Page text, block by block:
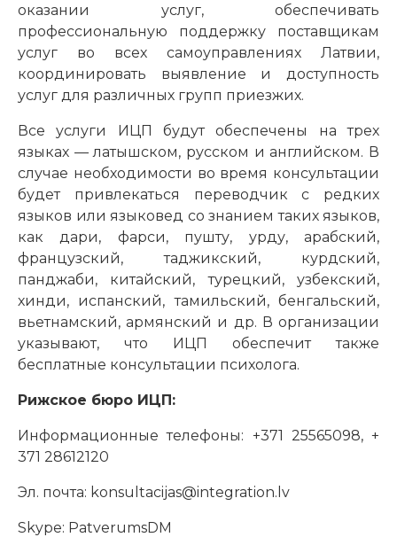
оказании услуг, обеспечивать
профессиональную поддержку поставщикам
услуг во всех самоуправлениях Латвии,
координировать выявление и доступность
услуг для различных групп приезжих.
Все услуги ИЦП будут обеспечены на трех
языках — латышском, русском и английском. В
случае необходимости во время консультации
будет привлекаться переводчик с редких
языков или языковед со знанием таких языков,
как дари, фарси, пушту, урду, арабский,
французский, таджикский, курдский,
панджаби, китайский, турецкий, узбекский,
хинди, испанский, тамильский, бенгальский,
вьетнамский, армянский и др. В организации
указывают, что ИЦП обеспечит также
бесплатные консультации психолога.
Рижское бюро ИЦП:
Информационные телефоны: +371 25565098, +
371 28612120
Эл. почта: konsultacijas@integration.lv
Skype: PatverumsDM